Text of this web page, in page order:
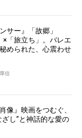
サー』「故郷」
×「旅立ち」。バレエ
められた、心震わせ
信
像』映画をつむぐ、
ざし”と神話的な愛の